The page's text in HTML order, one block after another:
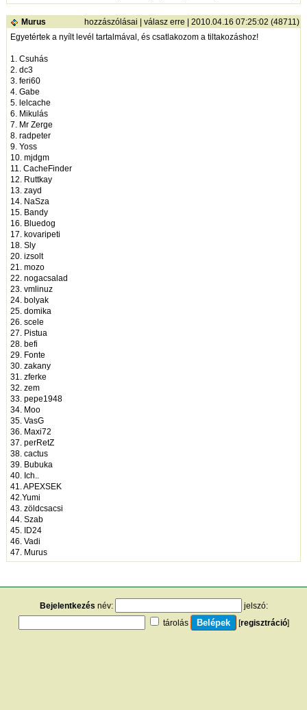
Murus hozzászólásai | válasz erre | 2010.04.16 07:25:02 (48711)
Egyetértek a nyílt levél tartalmával, és csatlakozom a tiltakozáshoz!
1. Csuhás
2. dc3
3. feri60
4. Gabe
5. lelcache
6. Mikulás
7. Mr Zerge
8. radpeter
9. Yoss
10. mjdgm
11. CacheFinder
12. Ruttkay
13. zayd
14. NaSza
15. Bandy
16. Bluedog
17. kovaripeti
18. Sly
20. izsolt
21. mozo
22. nogacsalad
23. vmlinuz
24. bolyak
25. domika
26. scele
27. Pistua
28. befi
29. Fonte
30. zakany
31. zferke
32. zem
33. pepe1948
34. Moo
35. VasG
36. Maxi72
37. perRetZ
38. cactus
39. Bubuka
40. Ich..
41. APEXSEK
42.Yumi
43. zöldcsacsi
44. Szab
45. ID24
46. Vadi
47. Murus
Bejelentkezés név:
jelszó:
tárolás
[regisztráció]